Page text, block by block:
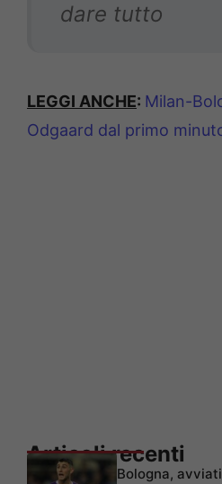
dare tutto
LEGGI ANCHE: Milan-
Odgaard dal primo
Articoli recenti
Bologna,